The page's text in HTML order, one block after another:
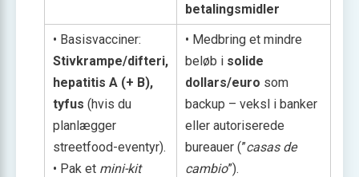
betalingsmidler
• Basisvacciner:
Stivkrampe/difteri,
hepatitis A (+ B),
tyfus (hvis du
planlægger
streetfood-eventyr).
• Pak et mini-kit
• Medbring et mindre
beløb i solide
dollars/euro som
backup – veksl i banker
eller autoriserede
bureauer (”casas de
cambio”).